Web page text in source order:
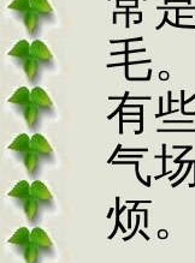
毛
有
气
烦。